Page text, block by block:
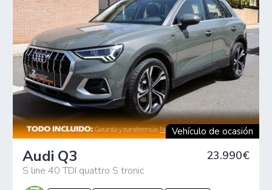
Vehículo de ocasión
Audi Q3
S line 40 TDI quattro S tronic
23.990€